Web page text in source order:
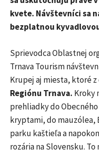
kvete. Návštevníci sa
bezplatnou
Sprievodca Oblastnej
Trnava Tourism
Krupej aj miesta, ktoré
Regiónu Trnava. Kroky
prehliadky do
kryptami, do mauzólea,
parku kaštieľa a
rozária na Slovensku.